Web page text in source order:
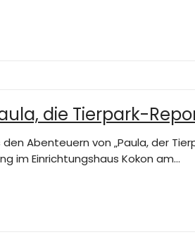
die Tierpark-
Abenteuern von „Paula, der
im Einrichtungshaus Kokon am…